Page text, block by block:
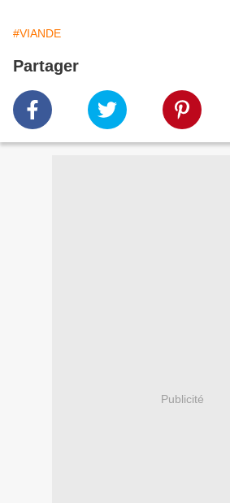
#VIANDE
Partager
Publicité